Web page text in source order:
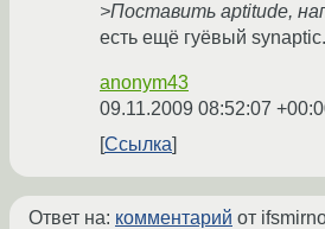
>Поставить aptitude,
есть ещё гуёвый synaptic.
anonym43
09.11.2009 08:52:07
Ссылка
Ответ на: комментарий от